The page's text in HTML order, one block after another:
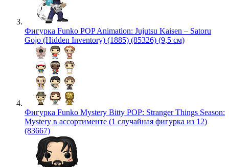
Фигурка Funko POP Animation: Jujutsu Kaisen – Satoru
Gojo (Hidden Inventory) (1885) (85326) (9,5 см)
Фигурка Funko Mystery Bitty POP: Stranger Things Season:
Mystery в ассортименте (1 случайная фигурка из 12)
(83667)